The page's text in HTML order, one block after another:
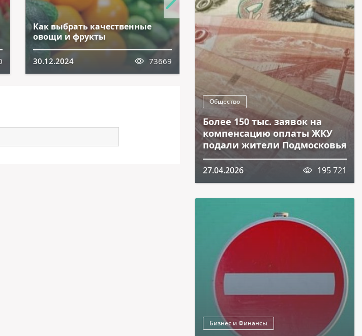
Как выбрать качественные
овощи и фрукты
30.12.2024 73669
Продукты, которые улучшают
настроение
22.04.2024 63744
Общество
Более 150 тыс. заявок на
компенсацию оплаты ЖКУ
подали жители Подмосковья
27.04.2026 195 721
Бизнес и Финансы